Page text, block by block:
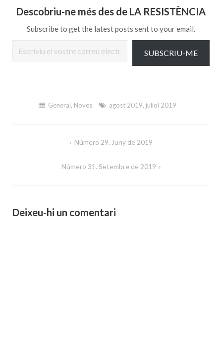
Descobriu-ne més des de LA RESISTÈNCIA
Subscribe to get the latest posts sent to your email.
SUBSCRIU-ME
General, Noves agost 2019, juliol 2019
Número 29. Juny de 2019
Número 31. Setembre de 2019
Deixeu-hi un comentari